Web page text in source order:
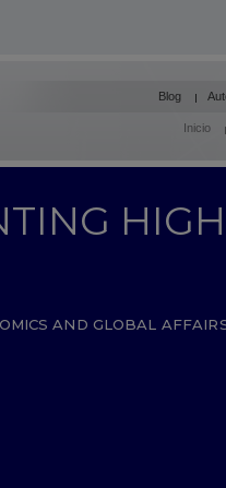
Blog
Inicio
AND GLOBAL